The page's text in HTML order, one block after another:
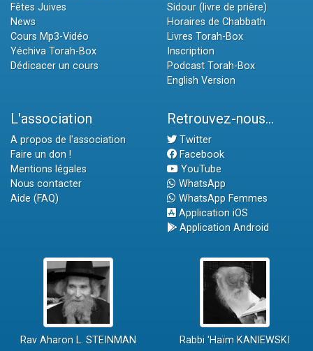
Fêtes Juives
News
Cours Mp3-Vidéo
Yéchiva Torah-Box
Dédicacer un cours
Sidour (livre de prière)
Horaires de Chabbath
Livres Torah-Box
Inscription
Podcast Torah-Box
English Version
L'association
A propos de l'association
Faire un don !
Mentions légales
Nous contacter
Aide (FAQ)
Retrouvez-nous...
Twitter
Facebook
YouTube
WhatsApp
WhatsApp Femmes
Application iOS
Application Android
Rav Aharon L. STEINMAN Rabbi 'Haïm KANIEWSKI